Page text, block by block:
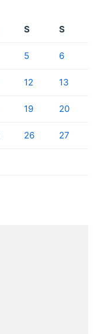
S S
5 6
12 13
19 20
26 27